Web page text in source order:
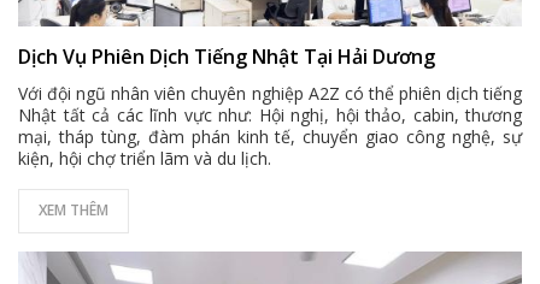
Dịch Vụ Phiên Dịch Tiếng Nhật Tại Hải Dương
Với đội ngũ nhân viên chuyên nghiệp A2Z có thể phiên dịch tiếng
Nhật tất cả các lĩnh vực như: Hội nghị, hội thảo, cabin, thương
mại, tháp tùng, đàm phán kinh tế, chuyển giao công nghệ, sự
kiện, hội chợ triển lãm và du lịch.
XEM THÊM